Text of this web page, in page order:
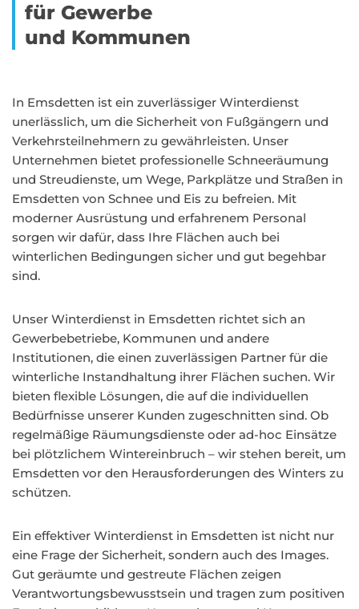
für Gewerbe
und Kommunen
In Emsdetten ist ein zuverlässiger Winterdienst
unerlässlich, um die Sicherheit von Fußgängern und
Verkehrsteilnehmern zu gewährleisten. Unser
Unternehmen bietet professionelle Schneeräumung
und Streudienste, um Wege, Parkplätze und Straßen in
Emsdetten von Schnee und Eis zu befreien. Mit
moderner Ausrüstung und erfahrenem Personal
sorgen wir dafür, dass Ihre Flächen auch bei
winterlichen Bedingungen sicher und gut begehbar
sind.
Unser Winterdienst in Emsdetten richtet sich an
Gewerbebetriebe, Kommunen und andere
Institutionen, die einen zuverlässigen Partner für die
winterliche Instandhaltung ihrer Flächen suchen. Wir
bieten flexible Lösungen, die auf die individuellen
Bedürfnisse unserer Kunden zugeschnitten sind. Ob
regelmäßige Räumungsdienste oder ad-hoc Einsätze
bei plötzlichem Wintereinbruch – wir stehen bereit, um
Emsdetten vor den Herausforderungen des Winters zu
schützen.
Ein effektiver Winterdienst in Emsdetten ist nicht nur
eine Frage der Sicherheit, sondern auch des Images.
Gut geräumte und gestreute Flächen zeigen
Verantwortungsbewusstsein und tragen zum positiven